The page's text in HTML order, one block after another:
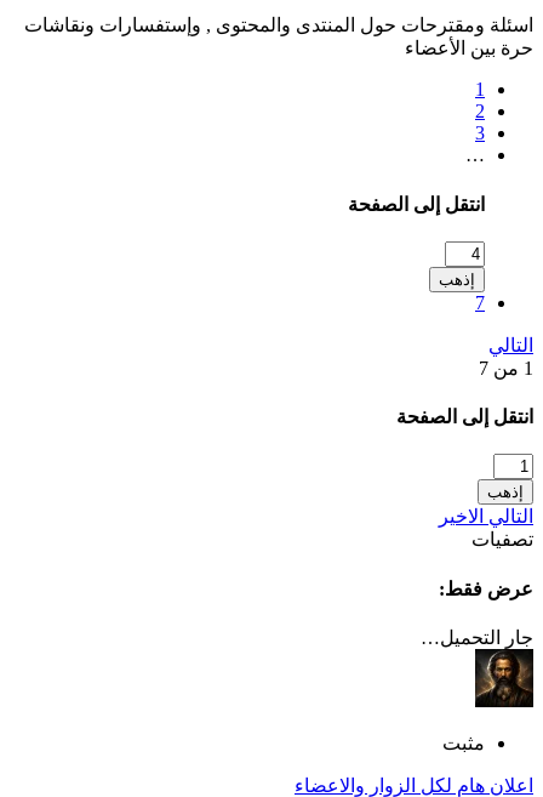
اسئلة ومقترحات حول المنتدى والمحتوى , وإستفسارات ونقاشات
حرة بين الأعضاء
1
2
3
…
انتقل إلى الصفحة
إذهب
7
التالي
1 من 7
انتقل إلى الصفحة
إذهب
التالي الاخير
تصفيات
عرض فقط:
جار التحميل…
مثبت
اعلان هام لكل الزوار والاعضاء